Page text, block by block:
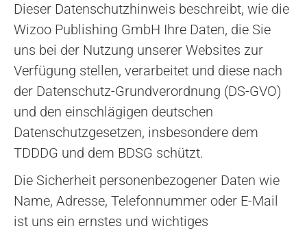
Dieser Datenschutzhinweis beschreibt, wie die
Wizoo Publishing GmbH Ihre Daten, die Sie
uns bei der Nutzung unserer Websites zur
Verfügung stellen, verarbeitet und diese nach
der Datenschutz-Grundverordnung (DS-GVO)
und den einschlägigen deutschen
Datenschutzgesetzen, insbesondere dem
TDDDG und dem BDSG schützt.
Die Sicherheit personenbezogener Daten wie
Name, Adresse, Telefonnummer oder E-Mail
ist uns ein ernstes und wichtiges